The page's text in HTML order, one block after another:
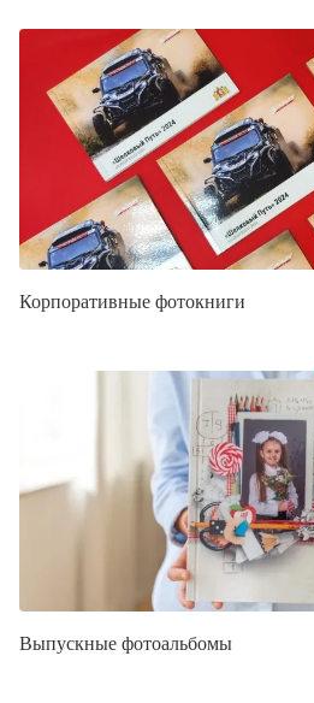
Корпоративные фотокниги
Выпускные фотоальбомы